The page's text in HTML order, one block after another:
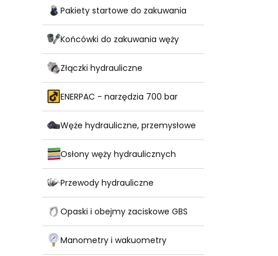
Pakiety startowe do zakuwania
Końcówki do zakuwania węży
Złączki hydrauliczne
ENERPAC - narzędzia 700 bar
Węże hydrauliczne, przemysłowe
Osłony węży hydraulicznych
Przewody hydrauliczne
Opaski i obejmy zaciskowe GBS
Manometry i wakuometry